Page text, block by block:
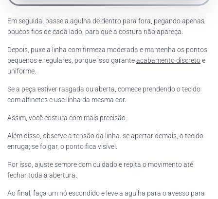
Em seguida, passe a agulha de dentro para fora, pegando apenas
poucos fios de cada lado, para que a costura não apareça.
Depois, puxe a linha com firmeza moderada e mantenha os pontos
pequenos e regulares, porque isso garanteacabamento discretoe
uniforme.
Se a peça estiver rasgada ou aberta, comece prendendo o tecido
com alfinetes e use linha da mesma cor.
Assim, você costura com mais precisão.
Além disso, observe a tensão da linha: se apertar demais, o tecido
enruga; se folgar, o ponto fica visível.
Por isso, ajuste sempre com cuidado e repita o movimento até
fechar toda a abertura.
Ao final, faça um nó escondido e leve a agulha para o avesso para